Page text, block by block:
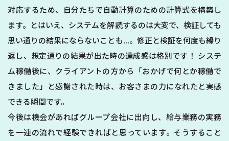
対応するため、自分たちで自動計算のための計算式を構築し
ます。とはいえ、システムを解読するのは大変で、検証しても
思い通りの結果にならないことも…。修正と検証を何度も繰り
返し、想定通りの結果が出た時の達成感は格別です！ システ
ム稼働後に、クライアントの方から「おかげで何とか稼働で
きました」と感謝された時は、お客さまの力になれたと実感
できる瞬間です。
今後は機会があればグループ会社に出向し、給与業務の実務
を一連の流れで経験できればと思っています。そうすること